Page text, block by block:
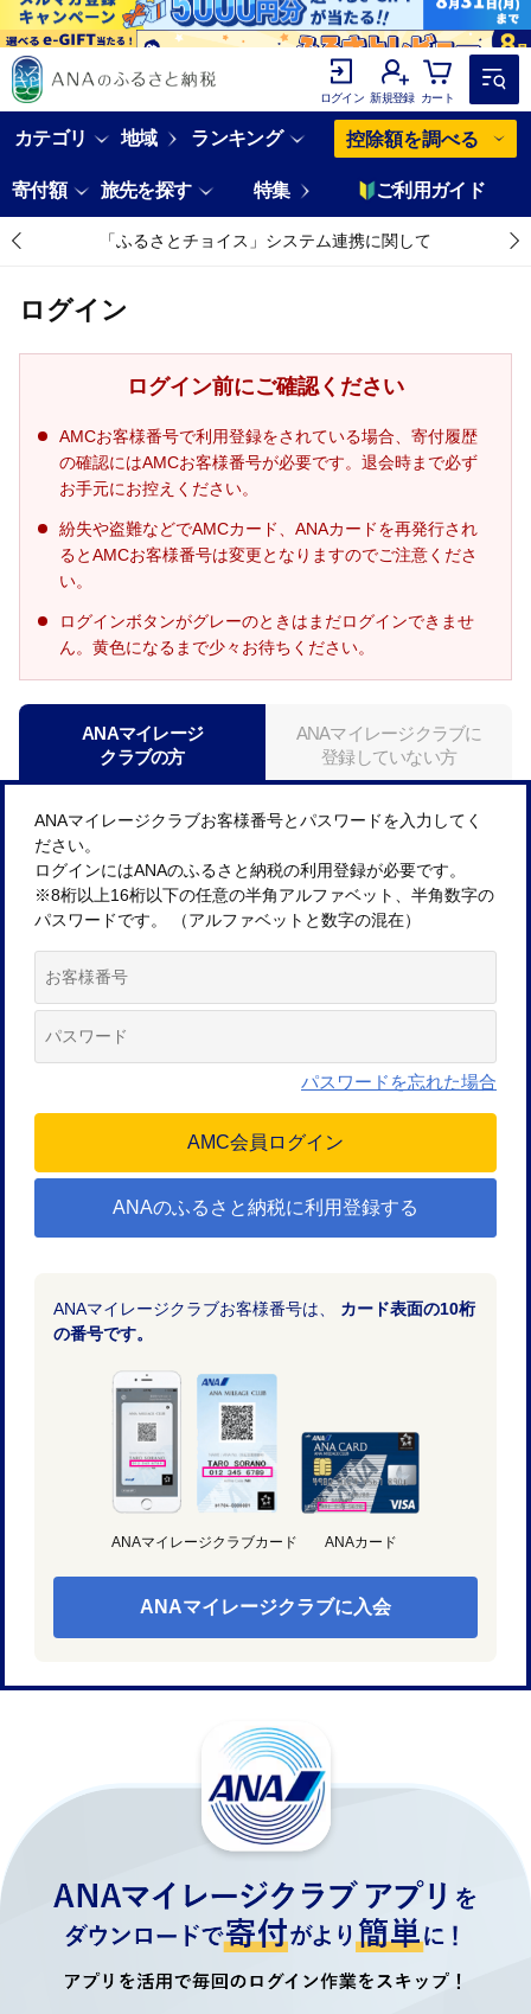
ログイン 新規登録 カート
カテゴリ 地域 ランキング 控除額を調べる
寄付額 旅先を探す 特集 ご利用ガイド
「ふるさとチョイス」システム連携に関して
ログイン
ログイン前にご確認ください
AMCお客様番号で利用登録をされている場合、寄付履歴
の確認にはAMCお客様番号が必要です。退会時まで必ず
お手元にお控えください。
紛失や盗難などでAMCカード、ANAカードを再発行され
るとAMCお客様番号は変更となりますのでご注意くださ
い。
ログインボタンがグレーのときはまだログインできませ
ん。黄色になるまで少々お待ちください。
ANAマイレージ
クラブの方
ANAマイレージクラブに
登録していない方
ANAマイレージクラブお客様番号とパスワードを入力してく
ださい。
ログインにはANAのふるさと納税の利用登録が必要です。
※8桁以上16桁以下の任意の半角アルファベット、半角数字の
パスワードです。 （アルファベットと数字の混在）
パスワードを忘れた場合
ANAのふるさと納税に利用登録する
ANAマイレージクラブお客様番号は、 カード表面の10桁
の番号です。
ANAマイレージクラブカード ANAカード
ANAマイレージクラブに入会